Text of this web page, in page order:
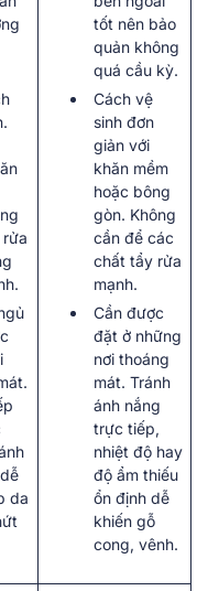
da
tốt nên bảo
quản không
quá cầu kỳ.
Cách vệ
sinh đơn
giản với
khăn mềm
hoặc bông
gòn. Không
cần để các
chất tẩy rửa
mạnh.
Cần được
đặt ở những
nơi thoáng
mát. Tránh
ánh nắng
trực tiếp,
nhiệt độ hay
độ ẩm thiếu
ổn định dễ
khiến gỗ
cong, vênh.